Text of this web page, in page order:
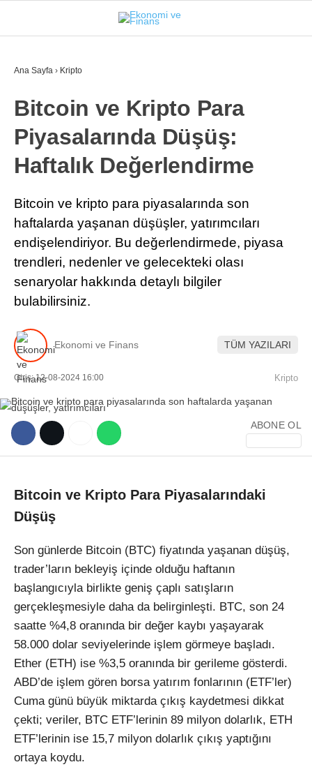
WhatsApp İhbar Hattı
Facebook
Instagram
Youtube
İSTANBUL
GÜNDEM
EKONOMI
FINANS
BORSA
KRIPTO
SEKTÖRLER
TEKNOLOJI
Ana Sayfa › Kripto
Bitcoin ve Kripto Para
Piyasalarında Düşüş:
Haftalık Değerlendirme
Bitcoin ve kripto para piyasalarında son
haftalarda yaşanan düşüşler, yatırımcıları
endişelendiriyor. Bu değerlendirmede, piyasa
trendleri, nedenler ve gelecekteki olası
senaryolar hakkında detaylı bilgiler
bulabilirsiniz.
Ekonomi ve Finans TÜM YAZILARI
Giriş: 12-08-2024 16:00 Kripto
ABONE OL
Bitcoin ve Kripto Para Piyasalarındaki
Düşüş
Son günlerde Bitcoin (BTC) fiyatında yaşanan düşüş,
trader’ların bekleyiş içinde olduğu haftanın
başlangıcıyla birlikte geniş çaplı satışların
gerçekleşmesiyle daha da belirginleşti. BTC, son 24
saatte %4,8 oranında bir değer kaybı yaşayarak
58.000 dolar seviyelerinde işlem görmeye başladı.
Ether (ETH) ise %3,5 oranında bir gerileme gösterdi.
ABD’de işlem gören borsa yatırım fonlarının (ETF’ler)
Cuma günü büyük miktarda çıkış kaydetmesi dikkat
çekti; veriler, BTC ETF’lerinin 89 milyon dolarlık, ETH
ETF’lerinin ise 15,7 milyon dolarlık çıkış yaptığını
ortaya koydu.